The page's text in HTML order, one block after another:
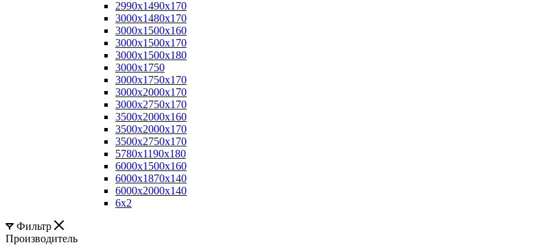
2990х1490х170
3000х1480х170
3000х1500х160
3000х1500х170
3000х1500х180
3000х1750
3000х1750х170
3000х2000х170
3000х2750х170
3500х2000х160
3500х2000х170
3500х2750х170
5780х1190х180
6000х1500х160
6000х1870х140
6000х2000х140
6х2
Фильтр
Производитель